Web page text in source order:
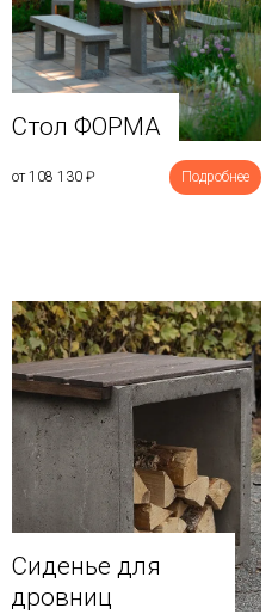
Стол ФОРМА
от 108 130 ₽ Подробнее
Сиденье для
дровниц